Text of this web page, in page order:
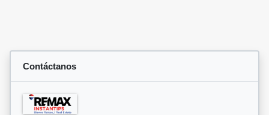
Contáctanos